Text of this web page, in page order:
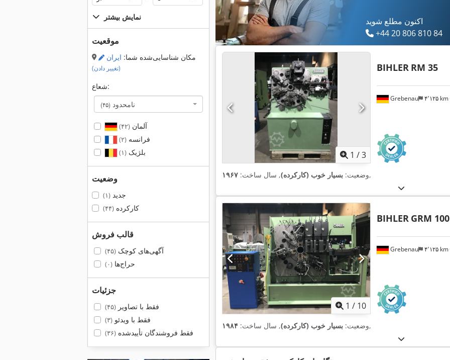
نمایش بیشتر
موقعیت
مکان شناسایی‌شده شما: ایران
(تغییر دادن)
شعاع:
نامحدود (۴۵)
آلمان(۴۲)
فرانسه(۲)
بلژیک(۱)
وضعیت
جدید(۱)
کارکرده(۴۴)
قالب فروش
آگهی‌های کوچک(۴۵)
حراج‌ها(۰)
جزئیات
فقط با تصاویر(۴۵)
فقط با ویدئو(۳)
فقط فروشندگان تأییدشده(۳۶)
اکنون مطلع شوید
+44 20 806 810 84
1 /3
Grebenau ۴٬۱۲۵ km
BIHLER RM 35
وضعیت: بسیار خوب (کارکرده), سال ساخت: ۱۹۶۷ ,
1 / 10
Grebenau ۴٬۱۲۵ km
BIHLER GRM 100
وضعیت: بسیار خوب (کارکرده), سال ساخت: ۱۹۸۴ ,